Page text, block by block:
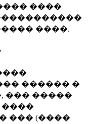
����
����.
������ �
��� �����
����
��� (����